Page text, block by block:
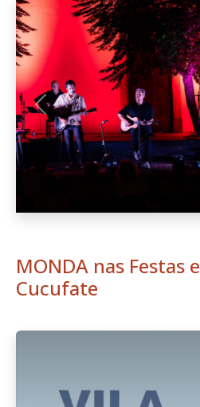
MONDA nas Festas
Cucufate